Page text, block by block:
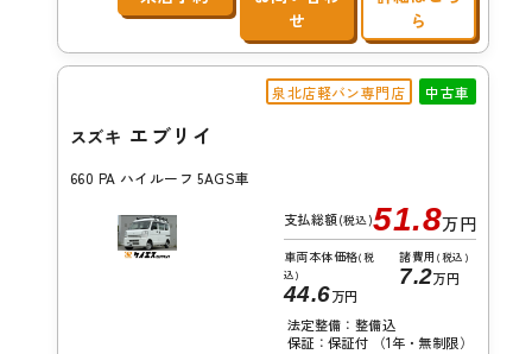
せ
ら
泉北店軽バン専門店 中古車
スズキ エブリイ
660 PA ハイルーフ 5AGS車
支払総額(税込)51.8万円
車両本体価格(税
込)
44.6万円
諸費用 (税込)
7.2万円
法定整備：整備込
保証：保証付 （1年・無制限）